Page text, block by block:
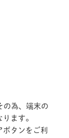
の為、端末の
ます。
タンをご利